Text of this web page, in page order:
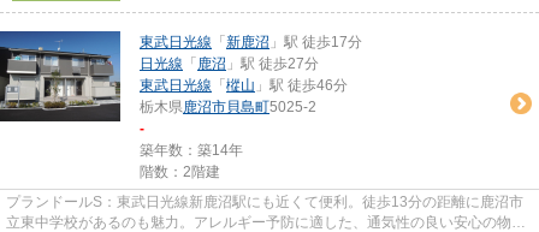
東武日光線 「 新鹿沼 」駅 徒歩17分
日光線 「 鹿沼 」駅 徒歩27分
東武日光線 「 樅山 」駅 徒歩46分
栃木県鹿沼市貝島町5025-2
-
築年数：築14年
階数：2階建
プランドールS：東武日光線新鹿沼駅にも近くて便利。徒歩13分の距離に鹿沼市
立東中学校があるのも魅力。アレルギー予防に適した、通気性の良い安心の物件